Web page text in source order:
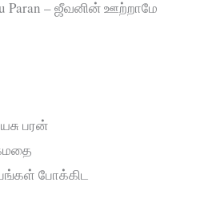
Paran – ஜீவனின்‌ ஊற்றாமே
பரன்‌
போக்கிட